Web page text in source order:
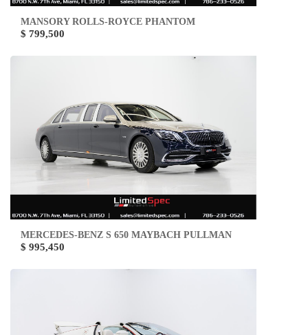
MANSORY ROLLS-ROYCE PHANTOM
$ 799,500
MERCEDES-BENZ S 650 MAYBACH PULLMAN
$ 995,450